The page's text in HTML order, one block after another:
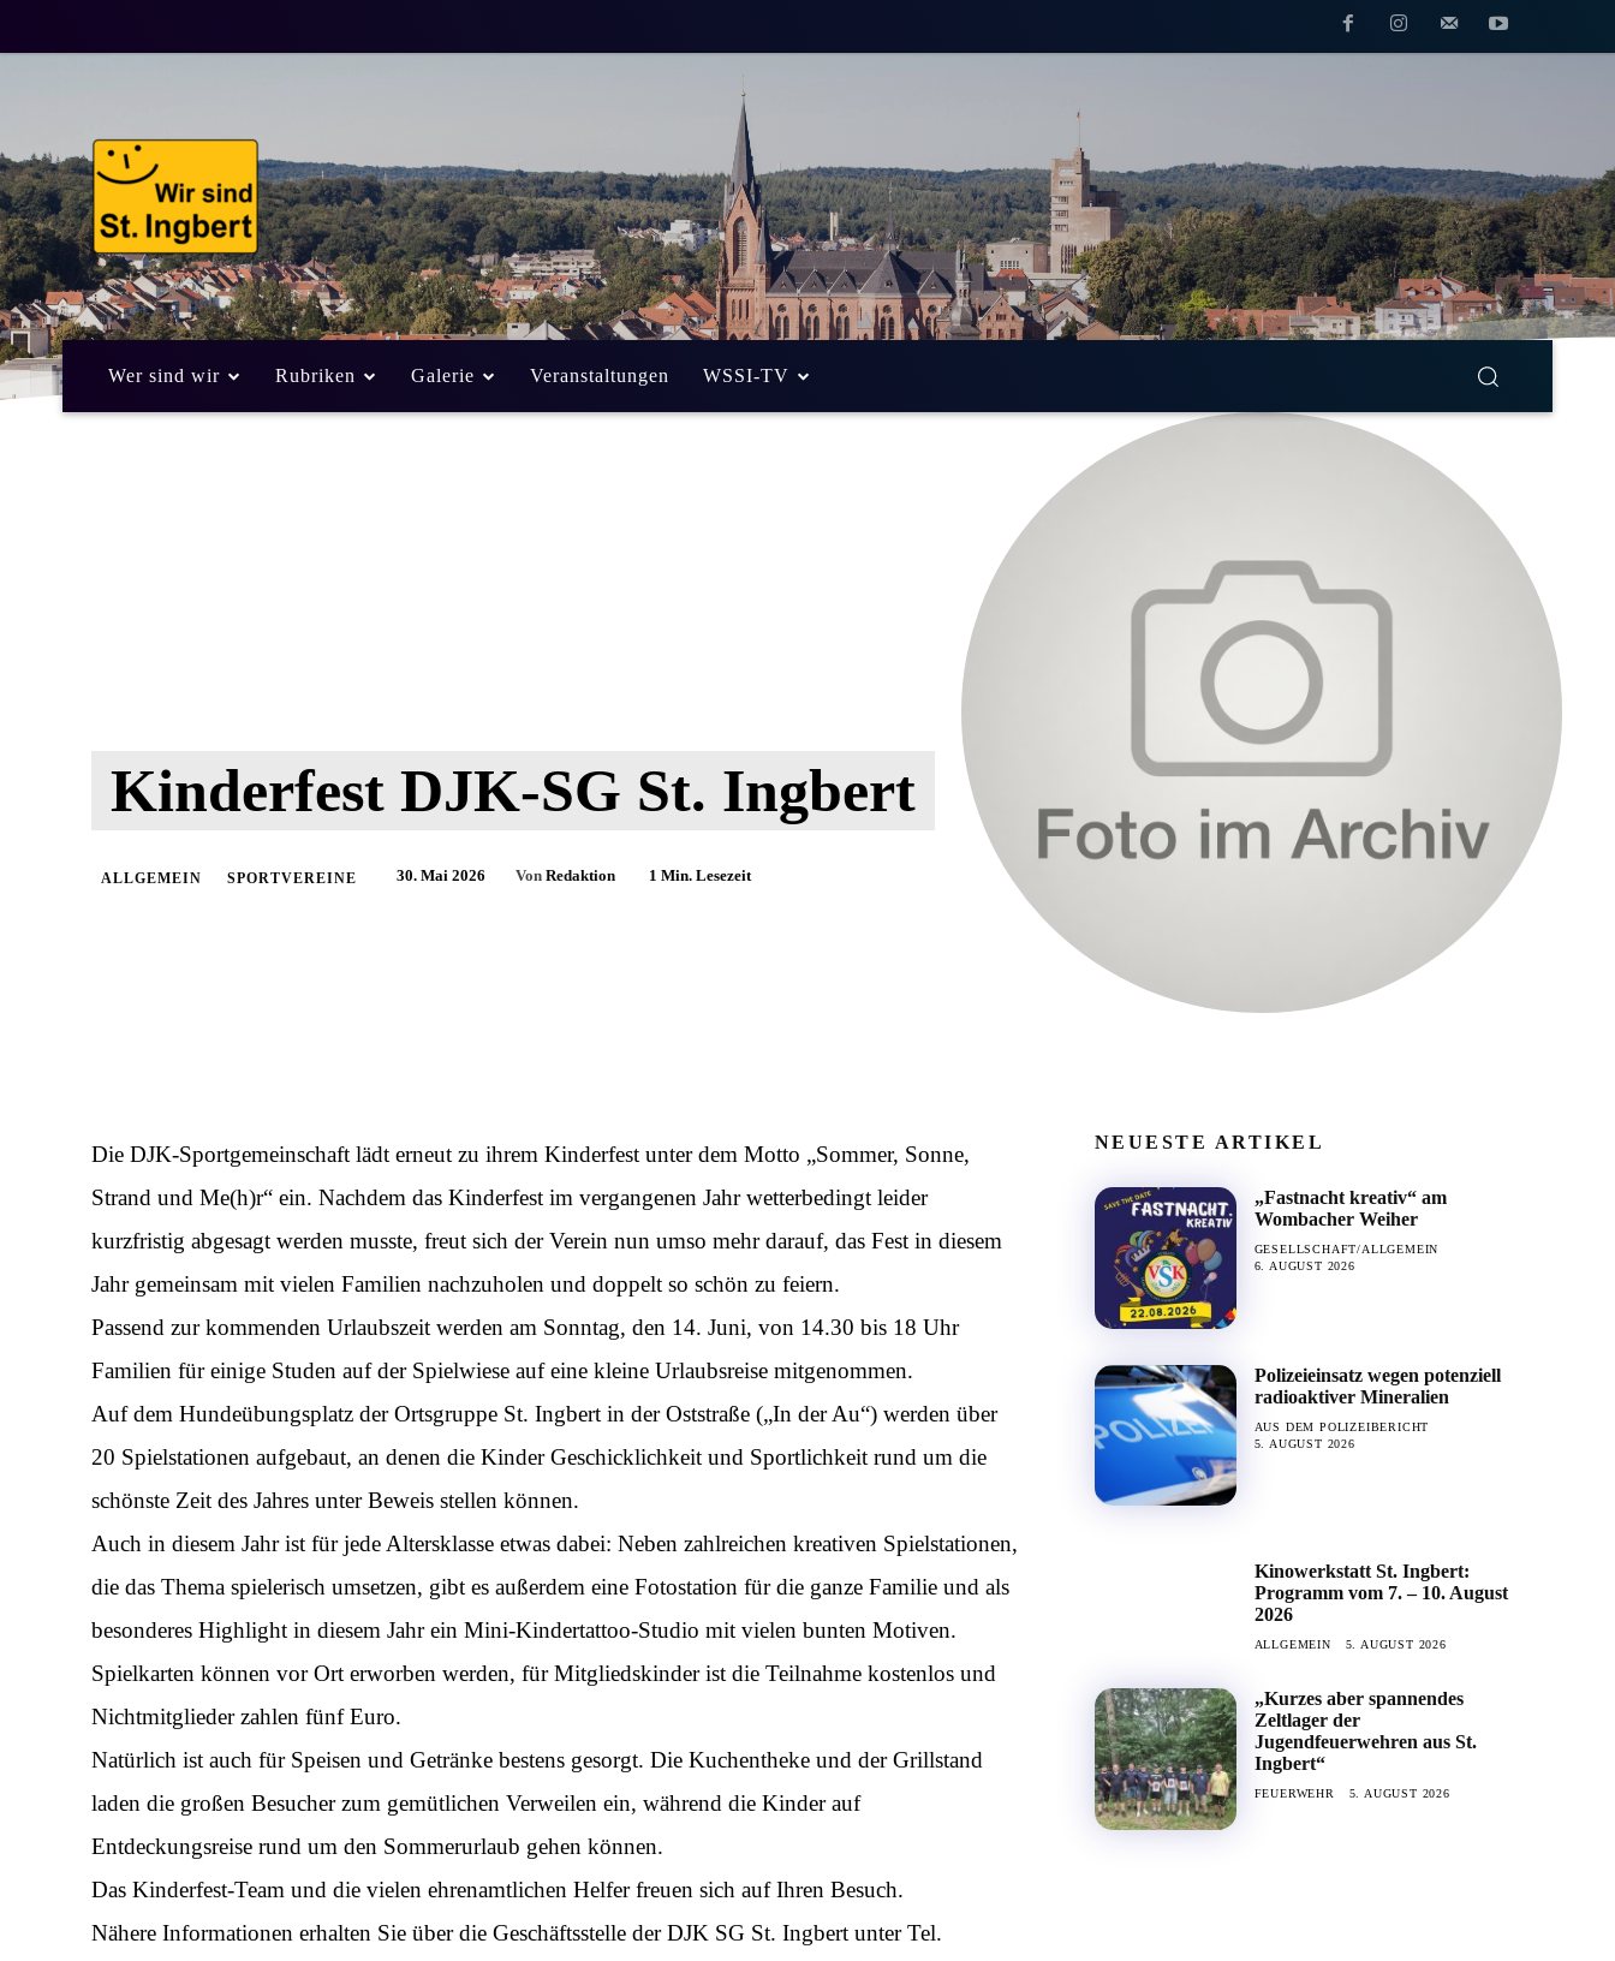
Wer sind wir Rubriken Galerie Veranstaltungen WSSI-TV
Kinderfest DJK-SG St. Ingbert
ALLGEMEIN SPORTVEREINE 30. Mai 2026 Von Redaktion 1 Min. Lesezeit
Die DJK-Sportgemeinschaft lädt erneut zu ihrem Kinderfest unter dem Motto „Sommer, Sonne,
Strand und Me(h)r“ ein. Nachdem das Kinderfest im vergangenen Jahr wetterbedingt leider
kurzfristig abgesagt werden musste, freut sich der Verein nun umso mehr darauf, das Fest in diesem
Jahr gemeinsam mit vielen Familien nachzuholen und doppelt so schön zu feiern.
Passend zur kommenden Urlaubszeit werden am Sonntag, den 14. Juni, von 14.30 bis 18 Uhr
Familien für einige Studen auf der Spielwiese auf eine kleine Urlaubsreise mitgenommen.
Auf dem Hundeübungsplatz der Ortsgruppe St. Ingbert in der Oststraße („In der Au“) werden über
20 Spielstationen aufgebaut, an denen die Kinder Geschicklichkeit und Sportlichkeit rund um die
schönste Zeit des Jahres unter Beweis stellen können.
Auch in diesem Jahr ist für jede Altersklasse etwas dabei: Neben zahlreichen kreativen Spielstationen,
die das Thema spielerisch umsetzen, gibt es außerdem eine Fotostation für die ganze Familie und als
besonderes Highlight in diesem Jahr ein Mini-Kindertattoo-Studio mit vielen bunten Motiven.
Spielkarten können vor Ort erworben werden, für Mitgliedskinder ist die Teilnahme kostenlos und
Nichtmitglieder zahlen fünf Euro.
Natürlich ist auch für Speisen und Getränke bestens gesorgt. Die Kuchentheke und der Grillstand
laden die großen Besucher zum gemütlichen Verweilen ein, während die Kinder auf
Entdeckungsreise rund um den Sommerurlaub gehen können.
Das Kinderfest-Team und die vielen ehrenamtlichen Helfer freuen sich auf Ihren Besuch.
Nähere Informationen erhalten Sie über die Geschäftsstelle der DJK SG St. Ingbert unter Tel.
NEUESTE ARTIKEL
„Fastnacht kreativ“ am
Wombacher Weiher
GESELLSCHAFT/ALLGEMEIN
6. AUGUST 2026
Polizeieinsatz wegen potenziell
radioaktiver Mineralien
AUS DEM POLIZEIBERICHT
5. AUGUST 2026
Kinowerkstatt St. Ingbert:
Programm vom 7. – 10. August
2026
ALLGEMEIN 5. AUGUST 2026
„Kurzes aber spannendes
Zeltlager der
Jugendfeuerwehren aus St.
Ingbert“
FEUERWEHR 5. AUGUST 2026